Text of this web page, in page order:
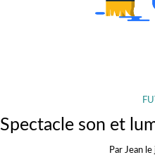
Spectacle son et
Par Jean le